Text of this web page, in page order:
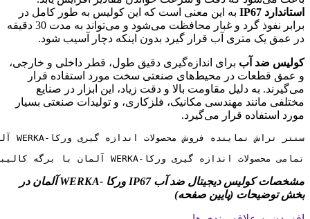
استاندارد IP67
به این معنی است که این کولیس به طور کامل در
برابر نفوذ گرد و غبار محافظت می‌شود و می‌تواند به مدت 30 دقیقه
در عمق یک متری آب قرار گیرد بدون اینکه دچار آسیب شود.
کولیس‌ ضد آب برای اندازه‌گیری دقیق طول، قطر داخلی و خارجی،
و عمق قطعات در محیط‌های صنعتی سخت مورد استفاده قرار
می‌گیرند. به دلیل مقاومت بالا و دقت زیاد، این ابزار در صنایع
مختلفی مانند مهندسی مکانیک، فلزکاری، و تولیدات صنعتی بسیار
مورد استفاده قرار می‌گیرد.
تمامی محصولات اندازه گیری ورکا-WERKA آلمان با برگه کالیبراسیون معتبر و 6 ماه ضمانت کالیبره به مشتریان ارائه میگردد
مشخصات کولیس دیجیتال ضد آب IP67 ورکا -WERKA آلمان در
بخش توضیحات (پایین صفحه)